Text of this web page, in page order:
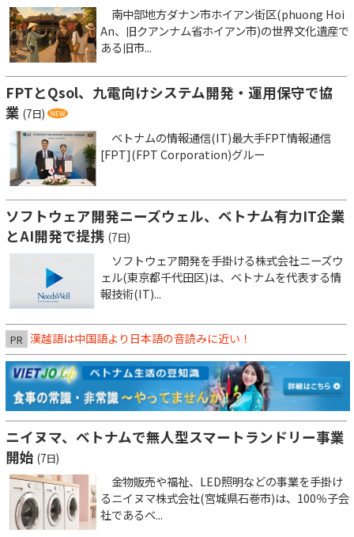
南中部地方ダナン市ホイアン街区(phuong Hoi
An、旧クアンナム省ホイアン市)の世界文化遺産で
ある旧市...
FPTとQsol、九電向けシステム開発・運用保守で協
業 (7日)
ベトナムの情報通信(IT)最大手FPT情報通信
[FPT](FPT Corporation)グルー
ソフトウェア開発ニーズウェル、ベトナム有力IT企業
とAI開発で提携 (7日)
ソフトウェア開発を手掛ける株式会社ニーズウ
ェル(東京都千代田区)は、ベトナムを代表する情
報技術(IT)...
PR 漢越語は中国語より日本語の音読みに近い！
ニイヌマ、ベトナムで無人型スマートランドリー事業
開始 (7日)
金物販売や福祉、LED照明などの事業を手掛け
るニイヌマ株式会社(宮城県石巻市)は、100％子会
社であるベ...